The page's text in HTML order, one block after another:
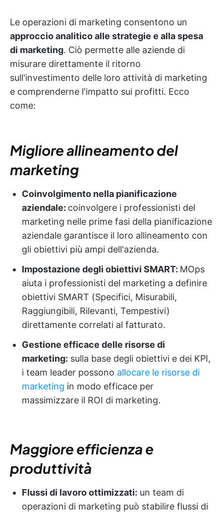
Le operazioni di marketing consentono un
approccio analitico alle strategie e alla spesa
di marketing. Ciò permette alle aziende di
misurare direttamente il ritorno
sull'investimento delle loro attività di marketing
e comprenderne l'impatto sui profitti. Ecco
come:
Migliore allineamento del
marketing
Coinvolgimento nella pianificazione
aziendale: coinvolgere i professionisti del
marketing nelle prime fasi della pianificazione
aziendale garantisce il loro allineamento con
gli obiettivi più ampi dell'azienda.
Impostazione degli obiettivi SMART: MOps
aiuta i professionisti del marketing a definire
obiettivi SMART (Specifici, Misurabili,
Raggiungibili, Rilevanti, Tempestivi)
direttamente correlati al fatturato.
Gestione efficace delle risorse di
marketing: sulla base degli obiettivi e dei KPI,
i team leader possono allocare le risorse di
marketing in modo efficace per
massimizzare il ROI di marketing.
Maggiore efficienza e
produttività
Flussi di lavoro ottimizzati: un team di
operazioni di marketing può stabilire flussi di